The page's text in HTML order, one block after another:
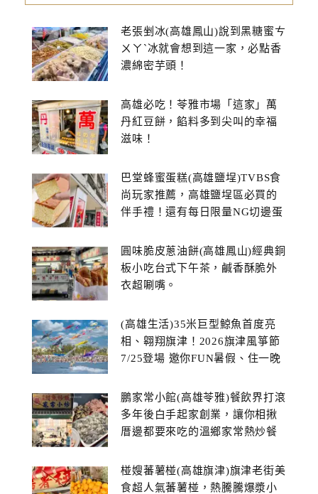
老張剉冰(高雄鳳山)說到黑糖蜜ㄘ
ㄨㄚˋ冰就會想到這一家，必點香
濃綿密芋頭！
高雄必吃！苓雅市場「這家」萬
丹紅豆餅，餡料多到尖叫的幸福
滋味！
巴堂蜂蜜蛋糕(高雄鹽埕)TVBS食
尚玩家推薦，高雄鹽埕區必買的
伴手禮！還有每日限量NG切邊蛋
圓味脆皮蔥油餅(高雄鳳山)經典銅
板小吃台式下午茶，鹹香酥脆外
衣超唰嘴。
(高雄生活)35米巨型鯨魚首度亮
相、翱翔旗津！2026旗津風箏節
7/25登場 邀你FUN暑假、住一晚
鵬家常小館(高雄苓雅)餐飲界打滾
多年後白手起家創業，讓你相揪
厝邊都要來吃的溫鄉家常熱炒餐
椪嫂蕃薯椪(高雄旗津)旗津老街美
食超人氣蕃薯椪，熱騰騰爆漿小